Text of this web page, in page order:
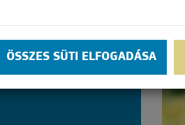
ÖSSZES SÜTI ELFOGADÁSA